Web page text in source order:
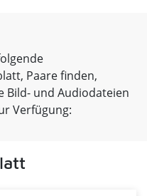
Paare finden,
Bild- und Audiodateien
Verfügung: